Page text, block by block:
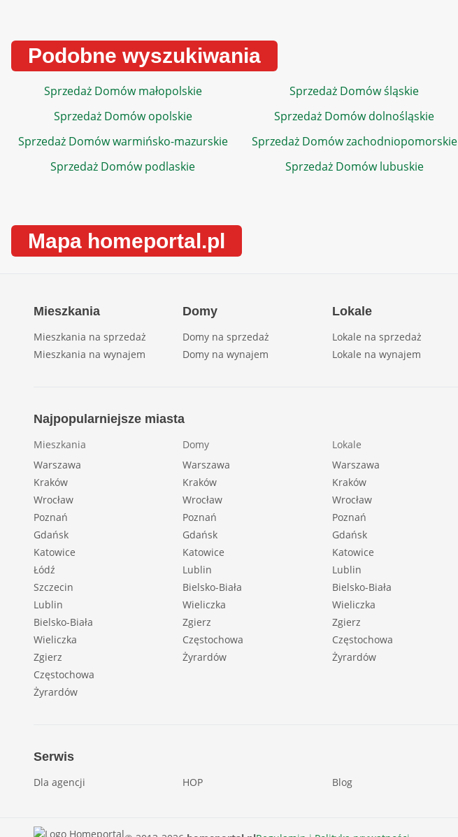
Podobne wyszukiwania
Sprzedaż Domów małopolskie Sprzedaż Domów śląskie
Sprzedaż Domów opolskie
Sprzedaż Domów dolnośląskie
Sprzedaż Domów warmińsko-mazurskie
Sprzedaż Domów zachodniopomorskie
Sprzedaż Domów podlaskie
Sprzedaż Domów lubuskie
Mapa homeportal.pl
Mieszkania
Mieszkania na sprzedaż
Mieszkania na wynajem
Domy
Domy na sprzedaż
Domy na wynajem
Lokale
Lokale na sprzedaż
Lokale na wynajem
Najpopularniejsze miasta
Mieszkania
Warszawa
Kraków
Wrocław
Poznań
Gdańsk
Katowice
Łódź
Szczecin
Lublin
Bielsko-Biała
Wieliczka
Zgierz
Częstochowa
Żyrardów
Domy
Warszawa
Kraków
Wrocław
Poznań
Gdańsk
Katowice
Lublin
Bielsko-Biała
Wieliczka
Zgierz
Częstochowa
Żyrardów
Lokale
Warszawa
Kraków
Wrocław
Poznań
Gdańsk
Katowice
Lublin
Bielsko-Biała
Wieliczka
Zgierz
Częstochowa
Żyrardów
Serwis
Dla agencji HOP Blog